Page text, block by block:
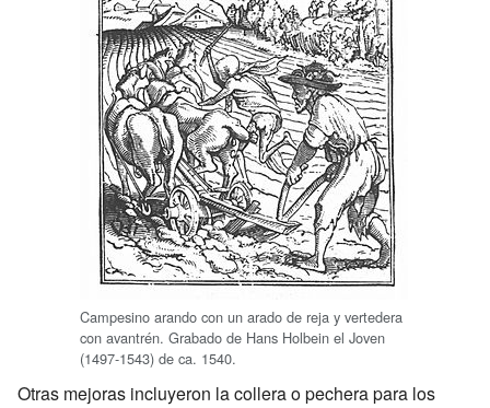
Campesino arando con un arado de reja y vertedera
con avantrén. Grabado de Hans Holbein el Joven
(1497-1543) de ca. 1540.
Otras mejoras incluyeron la collera o pechera para los